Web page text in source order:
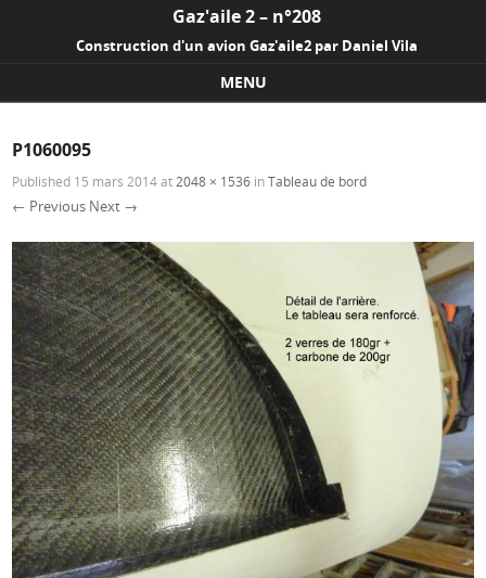
Gaz'aile 2 – n°208
Construction d'un avion Gaz'aile2 par Daniel Vila
MENU
P1060095
Published 15 mars 2014at 2048 × 1536 inTableau de bord
← Previous Next →